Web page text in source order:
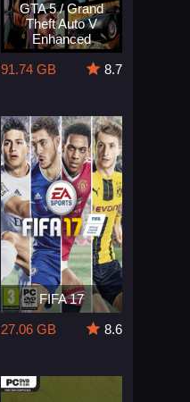
GTA 5 / Grand
Theft Auto V
Enhanced
91.74 GB
8.7
FIFA 17
27.06 GB
8.6